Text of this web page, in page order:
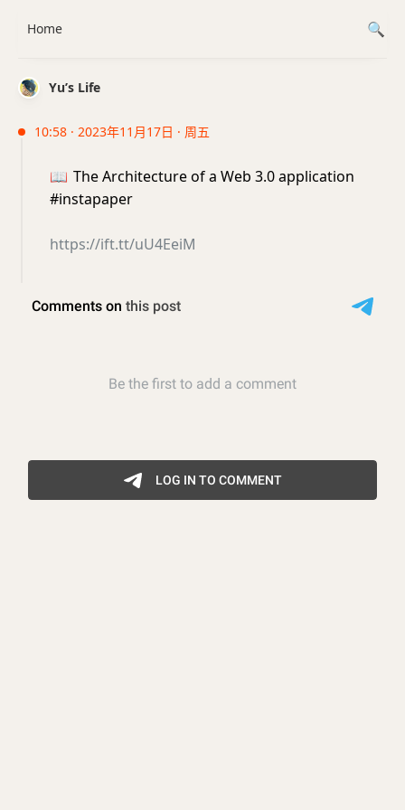
Yu’s Life
10:58 · 2023年11月17日 · 周五
📖 The Architecture of a Web 3.0 application
#instapaper
https://ift.tt/uU4EeiM
Home